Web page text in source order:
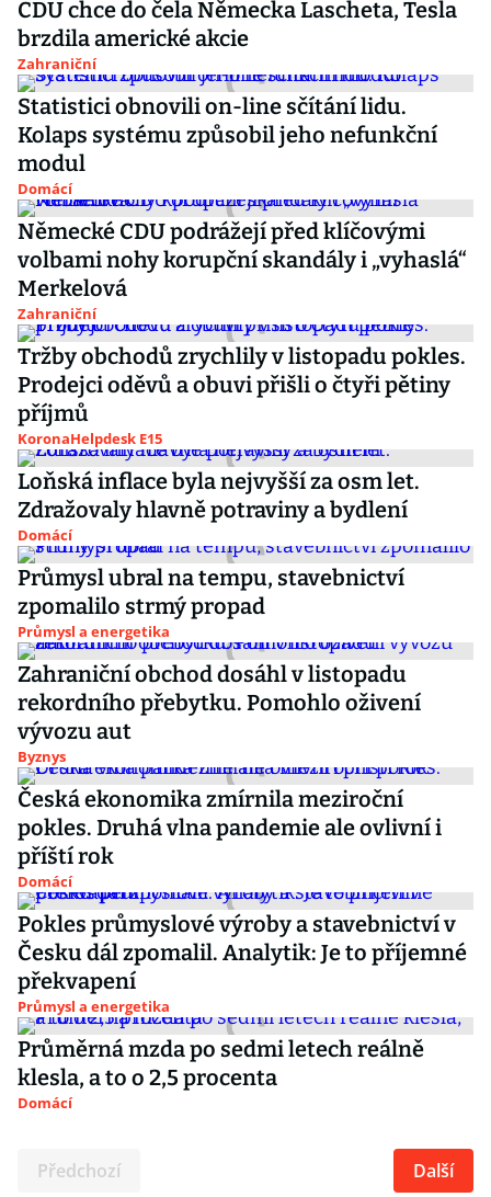
CDU chce do čela Německa Lascheta, Tesla
brzdila americké akcie
Zahraniční
Statistici obnovili on-line sčítání lidu.
Kolaps systému způsobil jeho nefunkční
modul
Domácí
Německé CDU podrážejí před klíčovými
volbami nohy korupční skandály i „vyhaslá“
Merkelová
Zahraniční
Tržby obchodů zrychlily v listopadu pokles.
Prodejci oděvů a obuvi přišli o čtyři pětiny
příjmů
KoronaHelpdesk E15
Loňská inflace byla nejvyšší za osm let.
Zdražovaly hlavně potraviny a bydlení
Domácí
Průmysl ubral na tempu, stavebnictví
zpomalilo strmý propad
Průmysl a energetika
Zahraniční obchod dosáhl v listopadu
rekordního přebytku. Pomohlo oživení
vývozu aut
Byznys
Česká ekonomika zmírnila meziroční
pokles. Druhá vlna pandemie ale ovlivní i
příští rok
Domácí
Pokles průmyslové výroby a stavebnictví v
Česku dál zpomalil. Analytik: Je to příjemné
překvapení
Průmysl a energetika
Průměrná mzda po sedmi letech reálně
klesla, a to o 2,5 procenta
Domácí
Předchozí Další